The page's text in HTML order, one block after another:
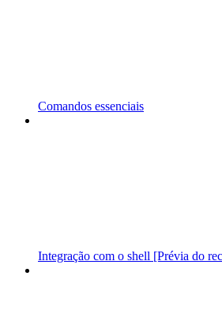
Comandos essenciais
Integração com o shell [Prévia do